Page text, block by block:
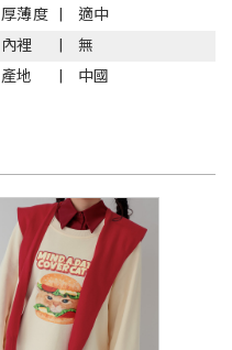
厚薄度
適中
內裡
無
產地 中國